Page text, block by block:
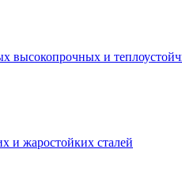
высокопрочных и
и жаростойких сталей